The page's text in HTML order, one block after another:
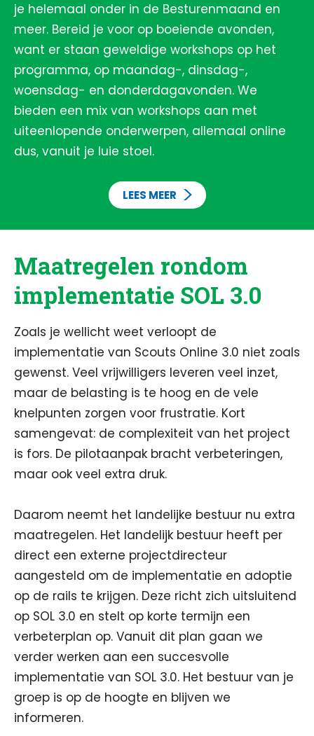
je helemaal onder in de Besturenmaand en
meer. Bereid je voor op boeiende avonden,
want er staan geweldige workshops op het
programma, op maandag-, dinsdag-,
woensdag- en donderdagavonden. We
bieden een mix van workshops aan met
uiteenlopende onderwerpen, allemaal online
dus, vanuit je luie stoel.
LEES MEER
Maatregelen rondom
implementatie SOL 3.0
Zoals je wellicht weet verloopt de
implementatie van Scouts Online 3.0 niet zoals
gewenst. Veel vrijwilligers leveren veel inzet,
maar de belasting is te hoog en de vele
knelpunten zorgen voor frustratie. Kort
samengevat: de complexiteit van het project
is fors. De pilotaanpak bracht verbeteringen,
maar ook veel extra druk.
Daarom neemt het landelijke bestuur nu extra
maatregelen. Het landelijk bestuur heeft per
direct een externe projectdirecteur
aangesteld om de implementatie en adoptie
op de rails te krijgen. Deze richt zich uitsluitend
op SOL 3.0 en stelt op korte termijn een
verbeterplan op. Vanuit dit plan gaan we
verder werken aan een succesvolle
implementatie van SOL 3.0. Het bestuur van je
groep is op de hoogte en blijven we
informeren.